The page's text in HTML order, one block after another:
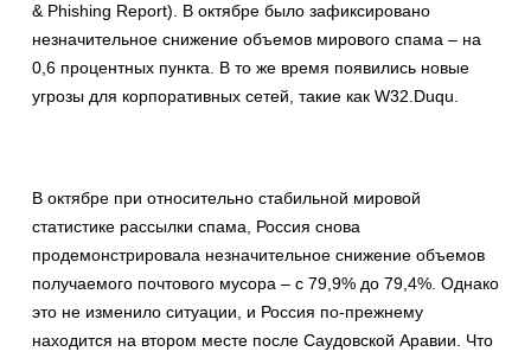
& Phishing Report). В октябре было зафиксировано
незначительное снижение объемов мирового спама – на
0,6 процентных пункта. В то же время появились новые
угрозы для корпоративных сетей, такие как W32.Duqu.
В октябре при относительно стабильной мировой
статистике рассылки спама, Россия снова
продемонстрировала незначительное снижение объемов
получаемого почтового мусора – с 79,9% до 79,4%. Однако
это не изменило ситуации, и Россия по-прежнему
находится на втором месте после Саудовской Аравии. Что